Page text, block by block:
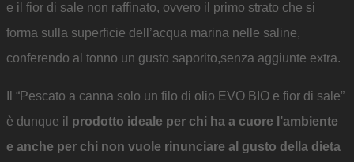
e il fior di sale non raffinato, ovvero il primo strato che si
forma sulla superficie dell’acqua marina nelle saline,
conferendo al tonno un gusto saporito,senza aggiunte extra.
Il “Pescato a canna solo un filo di olio EVO BIO e fior di sale”
è dunque il prodotto ideale per chi ha a cuore l’ambiente
e anche per chi non vuole rinunciare al gusto della dieta